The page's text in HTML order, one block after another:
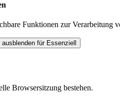
Funktionen zur Verarbeitung
ausblenden für Essenziell
Browsersitzung bestehen.